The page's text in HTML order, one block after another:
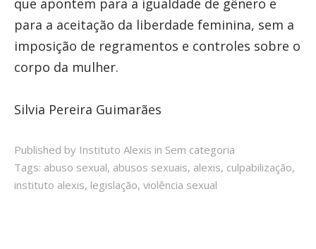
que apontem para a igualdade de gênero e
para a aceitação da liberdade feminina, sem a
imposição de regramentos e controles sobre o
corpo da mulher.
Silvia Pereira Guimarães
Published by Instituto Alexis in Sem categoria
Tags: abuso sexual, abusos sexuais, alexis, culpabilização,
instituto alexis, legislação, violência sexual